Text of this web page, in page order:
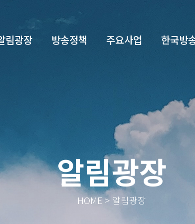
림광장 방송정책 주요사업 한국방
알림광장
HOME > 알림광장